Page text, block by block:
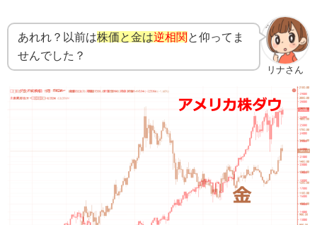
リナさん
あれれ？以前は株価と金は逆相関 と仰ってま
せんでした？